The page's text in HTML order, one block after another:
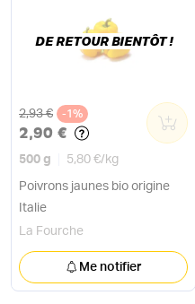
Ancien prix
2,93 € -1%
2,90 €
500 g 5,80 €/ kg
Poivrons jaunes bio origine
Italie
0
La Fourche
DE RETOUR BIENTÔT !
Me notifier